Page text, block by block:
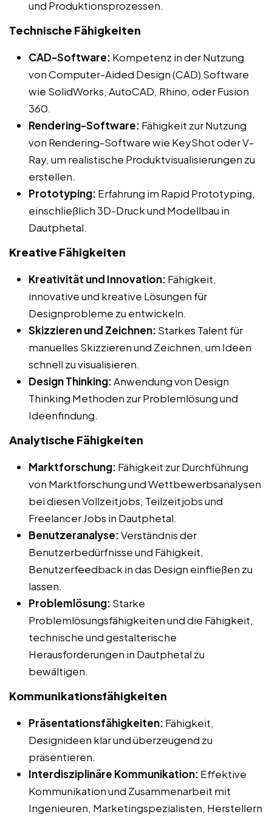
und Produktionsprozessen.
Technische Fähigkeiten
CAD-Software: Kompetenz in der Nutzung
von Computer-Aided Design (CAD) Software
wie SolidWorks, AutoCAD, Rhino, oder Fusion
360.
Rendering-Software: Fähigkeit zur Nutzung
von Rendering-Software wie KeyShot oder V-
Ray, um realistische Produktvisualisierungen zu
erstellen.
Prototyping: Erfahrung im Rapid Prototyping,
einschließlich 3D-Druck und Modellbau in
Dautphetal.
Kreative Fähigkeiten
Kreativität und Innovation: Fähigkeit,
innovative und kreative Lösungen für
Designprobleme zu entwickeln.
Skizzieren und Zeichnen: Starkes Talent für
manuelles Skizzieren und Zeichnen, um Ideen
schnell zu visualisieren.
Design Thinking:Anwendung von Design
Thinking Methoden zur Problemlösung und
Ideenfindung.
Analytische Fähigkeiten
Marktforschung: Fähigkeit zur Durchführung
von Marktforschung und Wettbewerbsanalysen
bei diesen Vollzeitjobs, Teilzeitjobs und
Freelancer Jobs in Dautphetal.
Benutzeranalyse:Verständnis der
Benutzerbedürfnisse und Fähigkeit,
Benutzerfeedback in das Design einfließen zu
lassen.
Problemlösung: Starke
Problemlösungsfähigkeiten und die Fähigkeit,
technische und gestalterische
Herausforderungen in Dautphetal zu
bewältigen.
Kommunikationsfähigkeiten
Präsentationsfähigkeiten: Fähigkeit,
Designideen klar und überzeugend zu
präsentieren.
Interdisziplinäre Kommunikation: Effektive
Kommunikation und Zusammenarbeit mit
Ingenieuren, Marketingspezialisten, Herstellern